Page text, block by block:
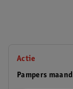
Actie
Pampers